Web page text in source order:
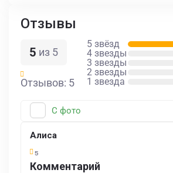
Отзывы
5 из 5
Отзывов: 5
5 звёзд
4 звезды
3 звезды
2 звезды
1 звезда
С фото
Алиса
5
Комментарий